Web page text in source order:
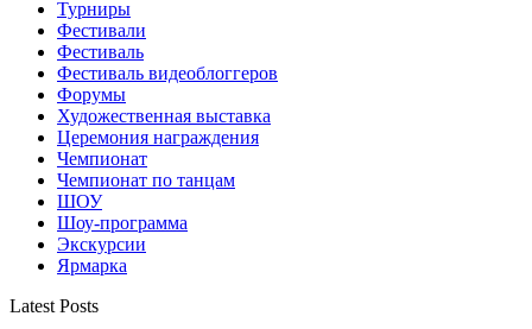
Турниры
Фестивали
Фестиваль
Фестиваль видеоблоггеров
Форумы
Художественная выставка
Церемония награждения
Чемпионат
Чемпионат по танцам
ШОУ
Шоу-программа
Экскурсии
Ярмарка
Latest Posts